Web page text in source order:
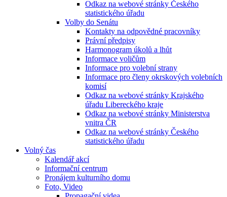
Odkaz na webové stránky Českého
statistického úřadu
Volby do Senátu
Kontakty na odpovědné pracovníky
Právní předpisy
Harmonogram úkolů a lhůt
Informace voličům
Informace pro volební strany
Informace pro členy okrskových volebních
komisí
Odkaz na webové stránky Krajského
úřadu Libereckého kraje
Odkaz na webové stránky Ministerstva
vnitra ČR
Odkaz na webové stránky Českého
statistického úřadu
Volný čas
Kalendář akcí
Informační centrum
Pronájem kulturního domu
Foto, Video